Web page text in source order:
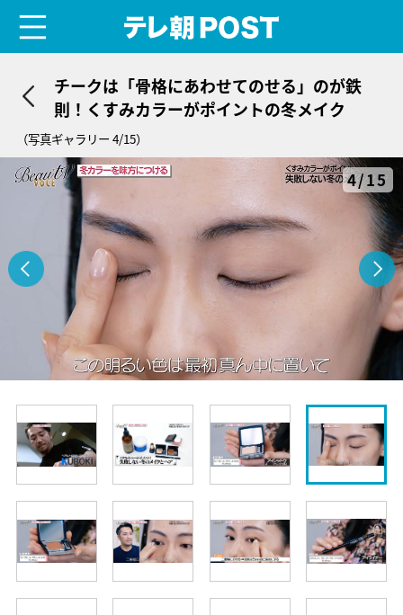
チークは「骨格にあわせてのせる」のが鉄
則！くすみカラーがポイントの冬メイク
（写真ギャラリー 4/15）
4/15